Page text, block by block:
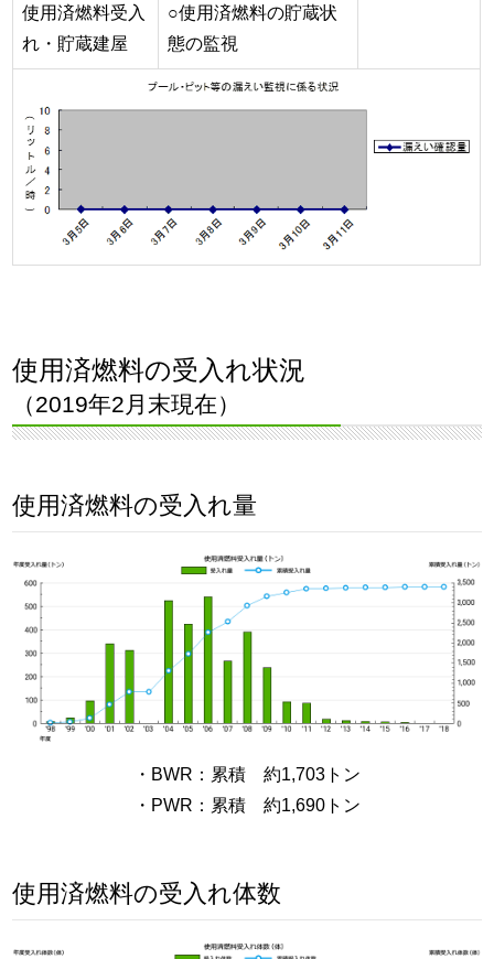
使用済燃料受入
れ・貯蔵建屋
○使用済燃料の貯蔵状
態の監視
使用済燃料の受入れ状況
（2019年2月末現在）
使用済燃料の受入れ量
・BWR：累積 約1,703トン
・PWR：累積 約1,690トン
使用済燃料の受入れ体数